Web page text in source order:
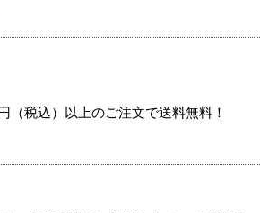
税込）以上のご注文で送料無料！